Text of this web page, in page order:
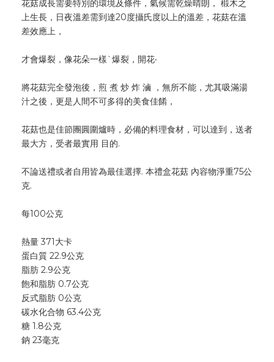
花菇成長需要特別的環境及條件，氣候需乾燥晴朗， 椴木之
上生長，日夜溫差需到達20度攝氏度以上的溫差，花菇在溫
差效應上，
才會爆裂，像花朵一樣ˋ爆裂，開花‧
將花菇完全發泡後，煎 煮 炒 炸 滷 ，無所不能，尤其吸滿湯
汁之後，更是人間不可多得的美食佳餚，
花菇也是佳節團圓圍爐時，必備的料理食材，可以達到，送者
最大方，受者最實用 目的.
不論送禮或者自用皆為最佳選擇. 本禮盒花菇 內容物淨重75公
克.
每100公克
熱量 371大卡
蛋白質 22.9公克
脂肪 2.9公克
飽和脂肪 0.7公克
反式脂肪 0公克
碳水化合物 63.4公克
糖 1.8公克
鈉 23毫克